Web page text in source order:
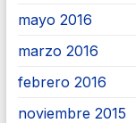
mayo 2016
marzo 2016
febrero 2016
noviembre 2015